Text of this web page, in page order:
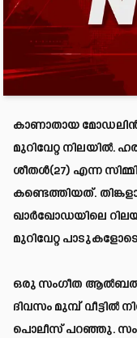
കാണാതായ
മുറിവേറ്റ നിലയിൽ.
ശീതൾ(27) എന്ന
കണ്ടെത്തിയത്.
ഖാർഖോഡയിലെ
മുറിവേറ്റ
ഒരു സംഗീത
ദിവസം മുമ്പ് വീട്ടിൽ
പൊലീസ് പറഞ്ഞു.